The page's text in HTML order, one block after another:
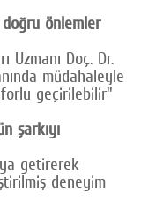
önlemler
Uzmanı Doç. Dr.
müdahaleyle
geçirilebilir"
şarkıyı
getirerek
deneyim